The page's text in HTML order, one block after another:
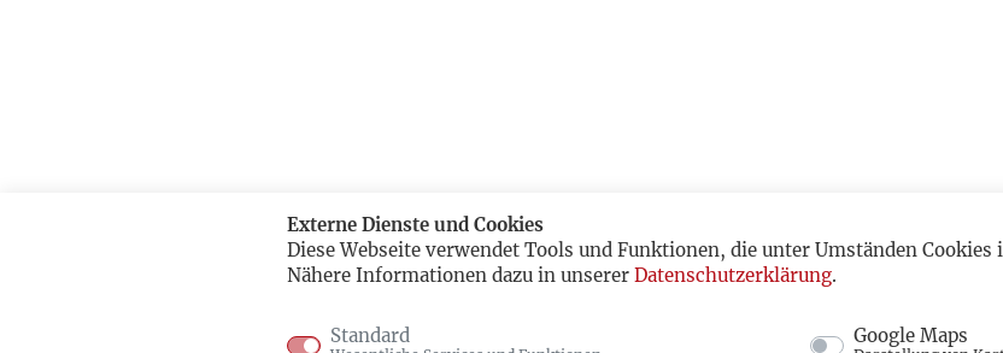
Externe Dienste und Cookies
Diese Webseite verwendet Tools und Funktionen, die unter Umständen
Nähere Informationen dazu in unserer Datenschutzerklärung.
Standard Google Maps